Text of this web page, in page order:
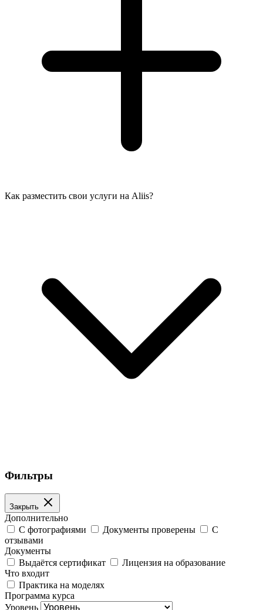
Как разместить свои услуги на Aliis?
Фильтры
Закрыть
Дополнительно
С фотографиями
Документы проверены
С
отзывами
Документы
Выдаётся сертификат
Лицензия на образование
Что входит
Практика на моделях
Программа курса
Уровень